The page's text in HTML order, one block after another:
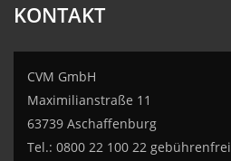
KONTAKT
CVM GmbH
Maximilianstraße 11
63739 Aschaffenburg
Tel.: 0800 22 100 22 gebührenfrei